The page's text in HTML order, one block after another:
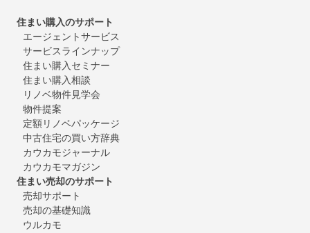
住まい購入のサポート
エージェントサービス
サービスラインナップ
住まい購入セミナー
住まい購入相談
リノベ物件見学会
物件提案
定額リノベパッケージ
中古住宅の買い方辞典
カウカモジャーナル
カウカモマガジン
住まい売却のサポート
売却サポート
売却の基礎知識
ウルカモ